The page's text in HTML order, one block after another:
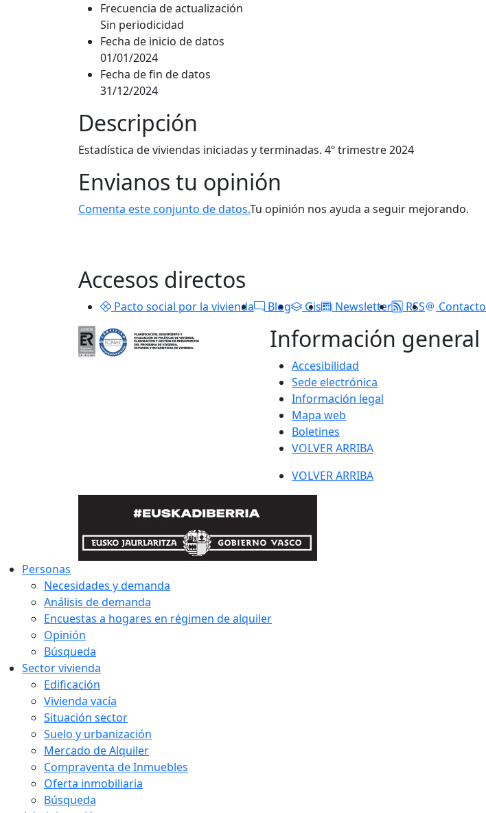
Frecuencia de actualización
Sin periodicidad
Fecha de inicio de datos
01/01/2024
Fecha de fin de datos
31/12/2024
Descripción
Estadística de viviendas iniciadas y terminadas. 4º trimestre 2024
Envianos tu opinión
Comenta este conjunto de datos.Tu opinión nos ayuda a seguir mejorando.
Accesos directos
Pacto social por la vivienda Blog Gis Newsletter RSS Contacto
Información general
Accesibilidad
Sede electrónica
Información legal
Mapa web
Boletines
VOLVER ARRIBA
VOLVER ARRIBA
Personas
Necesidades y demanda
Análisis de demanda
Encuestas a hogares en régimen de alquiler
Opinión
Búsqueda
Sector vivienda
Edificación
Vivienda vacía
Situación sector
Suelo y urbanización
Mercado de Alquiler
Compraventa de Inmuebles
Oferta inmobiliaria
Búsqueda